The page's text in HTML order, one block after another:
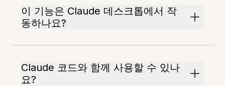
이 기능은 Claude 데스크톱에서 작
동하나요?
Claude 코드와 함께 사용할 수 있나
요?